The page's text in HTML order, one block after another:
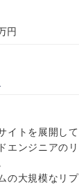
円
イトを展開し
エンジニアの
の大規模なリ